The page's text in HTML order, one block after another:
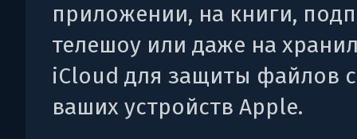
приложении, на книги,
телешоу или даже на
iCloud для защиты файлов
ваших устройств Apple.